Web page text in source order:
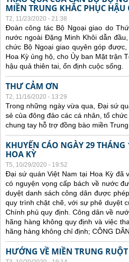
MIỀN TRUNG KHẮC PHỤC
T2, 11/23/2020 - 21:38
Đoàn công tác Bộ Ngoại giao do
nước ngoài Đặng Minh Khôi dẫn
chức Bộ Ngoại giao quyên góp
Hoa Kỳ ủng hộ, cho Ủy ban Mặt trận
hậu quả thiên tai, ổn định cuộc sống.
THƯ CẢM ƠN
T2, 11/16/2020 - 13:29
Trong những ngày vừa qua, Đại sứ
sẻ của đông đảo các cá nhân, tổ
chung tay hỗ trợ đồng bào miền
KHUYẾN CÁO NGÀY 29
HOA KỲ
T5, 10/29/2020 - 19:52
Đại sứ quán Việt Nam tại Hoa Kỳ đã
có nguyện vọng cấp bách về nước
duyệt danh sách công dân được
quy trình chặt chẽ, với sự phê duyệt
Chính phủ quy định. Công dân về
hãng hàng không quy định và việc
hãng hàng không chỉ định; CÔNG
HƯỚNG VỀ MIỀN TRUNG